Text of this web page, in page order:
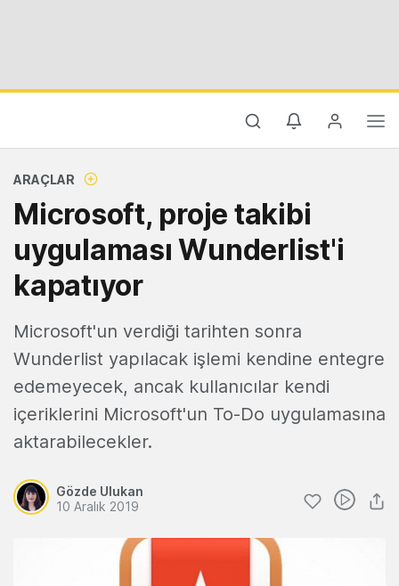
ARAÇLAR
Microsoft, proje takibi
uygulaması Wunderlist'i
kapatıyor
Microsoft'un verdiği tarihten sonra
Wunderlist yapılacak işlemi kendine entegre
edemeyecek, ancak kullanıcılar kendi
içeriklerini Microsoft'un To-Do uygulamasına
aktarabilecekler.
Gözde Ulukan
10 Aralık 2019